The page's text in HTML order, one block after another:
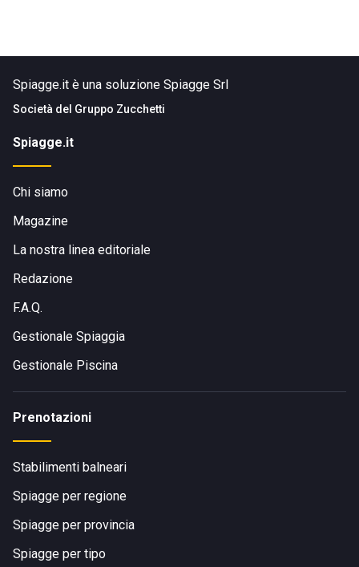
Spiagge.it è una soluzione Spiagge Srl
Società del Gruppo Zucchetti
Spiagge.it
Chi siamo
Magazine
La nostra linea editoriale
Redazione
F.A.Q.
Gestionale Spiaggia
Gestionale Piscina
Prenotazioni
Stabilimenti balneari
Spiagge per regione
Spiagge per provincia
Spiagge per tipo